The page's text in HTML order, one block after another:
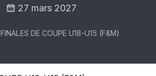
27 mars 2027
FINALES DE COUPE U18-U15 (F&M)